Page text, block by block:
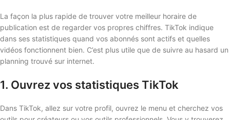
La façon la plus rapide de trouver votre meilleur horaire de
publication est de regarder vos propres chiffres. TikTok indique
dans ses statistiques quand vos abonnés sont actifs et quelles
vidéos fonctionnent bien. C’est plus utile que de suivre au hasard un
planning trouvé sur internet.
1. Ouvrez vos statistiques TikTok
Dans TikTok, allez sur votre profil, ouvrez le menu et cherchez vos